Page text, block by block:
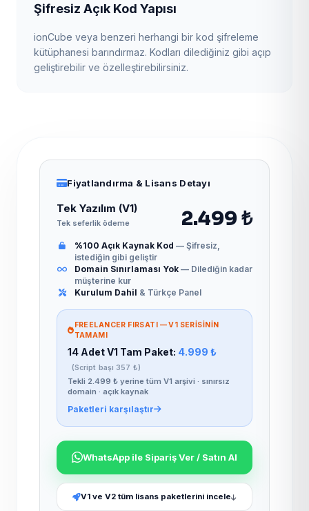
Şifresiz Açık Kod Yapısı
ionCube veya benzeri herhangi bir kod şifreleme
kütüphanesi barındırmaz. Kodları dilediğiniz gibi açıp
geliştirebilir ve özelleştirebilirsiniz.
Fiyatlandırma & Lisans Detayı
Tek Yazılım (V1)
Tek seferlik ödeme 2.499 ₺
%100 Açık Kaynak Kod — Şifresiz,
istediğin gibi geliştir
Domain Sınırlaması Yok— Dilediğin kadar
müşterine kur
Kurulum Dahil & Türkçe Panel
FREELANCER FIRSATI — V1 SERISININ
TAMAMI
14 Adet V1 Tam Paket: 4.999 ₺
(Script başı 357 ₺)
Tekli 2.499 ₺ yerine tüm V1 arşivi · sınırsız
domain · açık kaynak
Paketleri karşılaştır
WhatsApp ile Sipariş Ver / Satın Al
V1 ve V2 tüm lisans paketlerini incele